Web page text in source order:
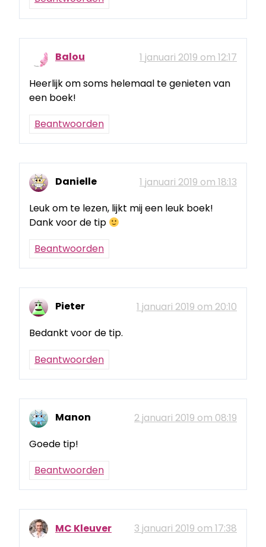
Balou
1 januari 2019 om 12:17
Heerlijk om soms helemaal te genieten van
een boek!
Beantwoorden
Danielle
1 januari 2019 om 18:13
Leuk om te lezen, lijkt mij een leuk boek!
Dank voor de tip
Beantwoorden
Pieter
1 januari 2019 om 20:10
Bedankt voor de tip.
Beantwoorden
Manon
2 januari 2019 om 08:19
Goede tip!
Beantwoorden
MC Kleuver
3 januari 2019 om 17:38